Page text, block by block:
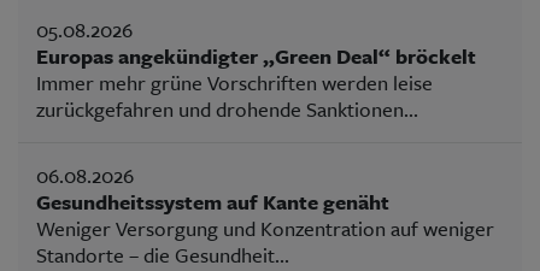
05.08.2026
Europas angekündigter „Green Deal“ bröckelt
Immer mehr grüne Vorschriften werden leise
zurückgefahren und drohende Sanktionen...
06.08.2026
Gesundheitssystem auf Kante genäht
Weniger Versorgung und Konzentration auf weniger
Standorte – die Gesundheit...